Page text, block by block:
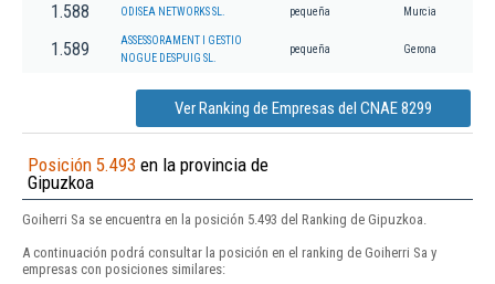
1.588 ODISEA NETWORKS SL. pequeña Murcia
1.589
ASSESSORAMENT I GESTIO
NOGUE DESPUIG SL.
pequeña Gerona
Ver Ranking de Empresas del CNAE 8299
Posición 5.493 en la provincia de
Gipuzkoa
Goiherri Sa se encuentra en la posición 5.493 del Ranking de Gipuzkoa.
A continuación podrá consultar la posición en el ranking de Goiherri Sa y
empresas con posiciones similares: